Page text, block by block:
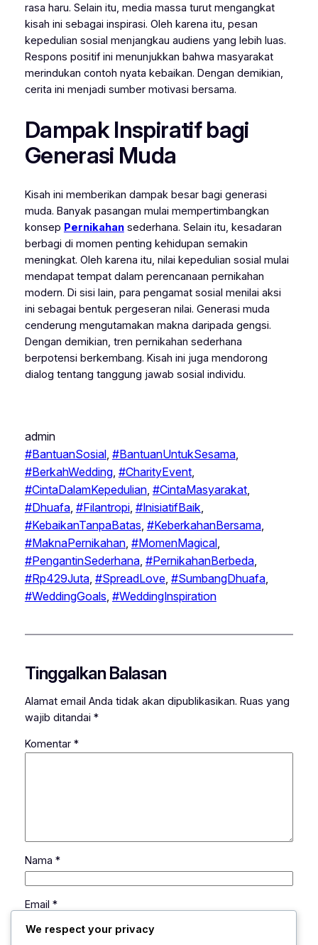
rasa haru. Selain itu, media massa turut mengangkat
kisah ini sebagai inspirasi. Oleh karena itu, pesan
kepedulian sosial menjangkau audiens yang lebih luas.
Respons positif ini menunjukkan bahwa masyarakat
merindukan contoh nyata kebaikan. Dengan demikian,
cerita ini menjadi sumber motivasi bersama.
Dampak Inspiratif bagi
Generasi Muda
Kisah ini memberikan dampak besar bagi generasi
muda. Banyak pasangan mulai mempertimbangkan
konsep Pernikahansederhana. Selain itu, kesadaran
berbagi di momen penting kehidupan semakin
meningkat. Oleh karena itu, nilai kepedulian sosial mulai
mendapat tempat dalam perencanaan pernikahan
modern. Di sisi lain, para pengamat sosial menilai aksi
ini sebagai bentuk pergeseran nilai. Generasi muda
cenderung mengutamakan makna daripada gengsi.
Dengan demikian, tren pernikahan sederhana
berpotensi berkembang. Kisah ini juga mendorong
dialog tentang tanggung jawab sosial individu.
admin
#BantuanSosial, #BantuanUntukSesama
#BerkahWedding, #CharityEvent
#CintaDalamKepedulian, #CintaMasyarakat
#Dhuafa, #Filantropi, #InisiatifBaik
#KebaikanTanpaBatas, #KeberkahanBersama
#MaknaPernikahan, #MomenMagical
#PengantinSederhana, #PernikahanBerbeda
#Rp429Juta, #SpreadLove, #SumbangDhuafa
#WeddingGoals, #WeddingInspiration
Tinggalkan Balasan
Alamat email Anda tidak akan dipublikasikan. Ruas yang
wajib ditandai *
Komentar *
Nama *
Email *
We respect your privacy